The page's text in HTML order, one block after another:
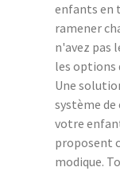
enfants en
ramener
n'avez pas
les options
Une
système
votre
proposent
modique.